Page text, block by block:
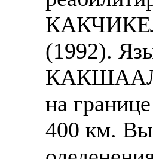
(1992).
КАКШААЛ-
на
400 км.